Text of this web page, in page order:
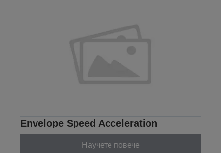
Envelope Speed Acceleration
Научете повече